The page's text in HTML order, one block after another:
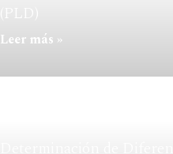
(PLD)
Leer más »